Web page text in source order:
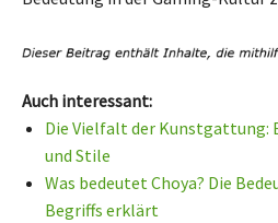
Auch interessant:
Die Vielfalt der Kunstgattung:
und Stile
Was bedeutet Choya? Die
Begriffs erklärt